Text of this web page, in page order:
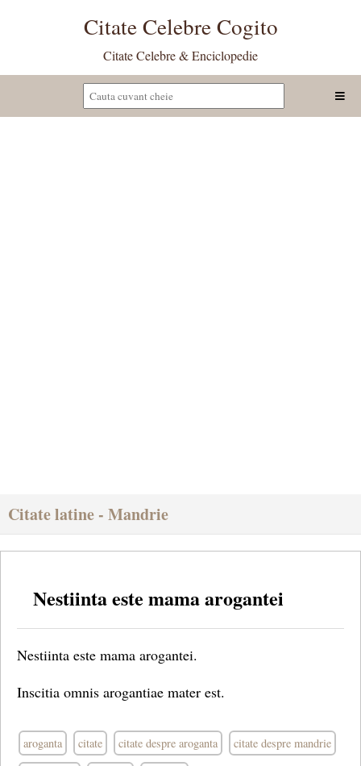
Citate Celebre Cogito
Citate Celebre & Enciclopedie
Citate latine - Mandrie
Nestiinta este mama arogantei
Nestiinta este mama arogantei.
Inscitia omnis arogantiae mater est.
aroganta citate citate despre aroganta citate despre mandrie